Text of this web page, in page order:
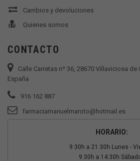
Cambios y devoluciones
Quienes somos
CONTACTO
Calle Carretas nº 36, 28670 Villaviciosa
España
916 162 887
farmaciamanuelmaroto@hotmail.es
HORARIO:
9:30h a 21:30h Lunes -
9:30h a 14:30h